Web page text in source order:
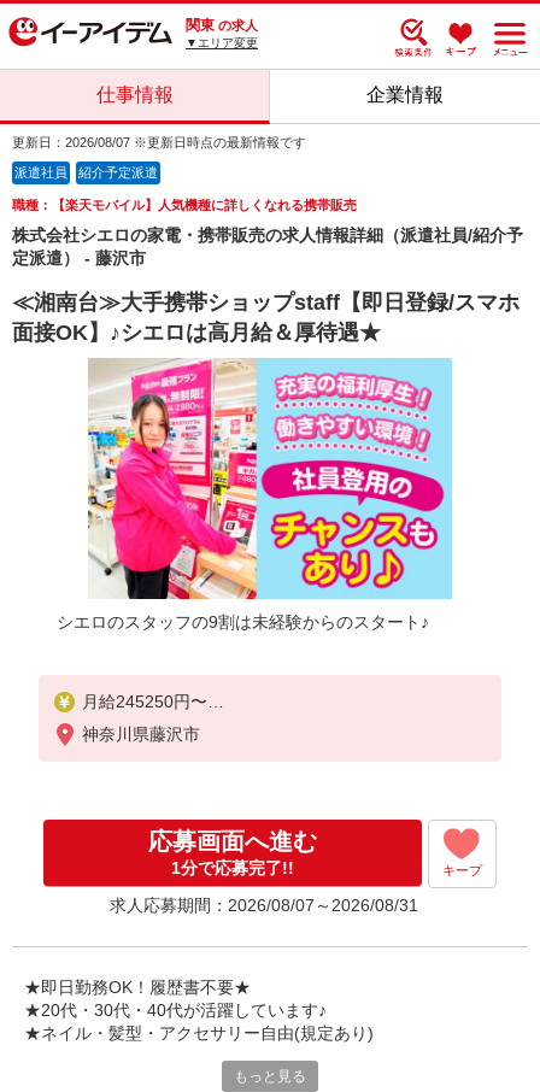
関東 の求人
▼エリア変更
仕事情報 企業情報
更新日：2026/08/07 ※更新日時点の最新情報です
派遣社員 紹介予定派遣
職種：【楽天モバイル】人気機種に詳しくなれる携帯販売
株式会社シエロの家電・携帯販売の求人情報詳細（派遣社員/紹介予
定派遣） - 藤沢市
≪湘南台≫大手携帯ショップstaff【即日登録/スマホ
面接OK】♪シエロは高月給＆厚待遇★
シエロのスタッフの9割は未経験からのスタート♪
月給245250円〜
※残業代支給
★交通費別途支給（規定あり）
入社祝い金10万円支給(規定有)
お友達を紹介頂くと,
インセンティブ支給(規定有)
゜・。○。・゜+゜・。○。・゜+゜
神奈川県藤沢市
応募画面へ進む
1分で応募完了!! キープ
求人応募期間：2026/08/07～2026/08/31
★即日勤務OK！履歴書不要★
★20代・30代・40代が活躍しています♪
★ネイル・髪型・アクセサリー自由(規定あり)
シエロのスタッフは9割が未経験スタート。
もっと見る